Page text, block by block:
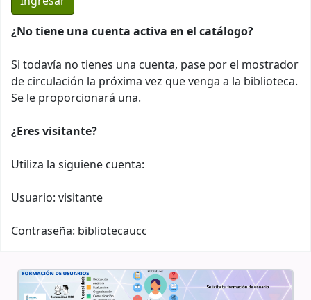
¿No tiene una cuenta activa en el catálogo?
Si todavía no tienes una cuenta, pase por el mostrador
de circulación la próxima vez que venga a la biblioteca.
Se le proporcionará una.
¿Eres visitante?
Utiliza la siguiene cuenta:
Usuario: visitante
Contraseña: bibliotecaucc